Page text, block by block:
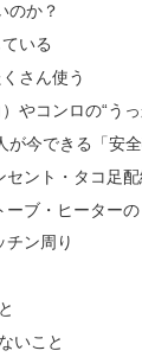
のか？
いる
さん使う
やコンロの“うっ
今できる「安全
セント・タコ足配
ブ・ヒーターの
チン周り
いこと